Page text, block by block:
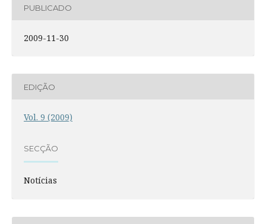
PUBLICADO
2009-11-30
EDIÇÃO
Vol. 9 (2009)
SECÇÃO
Notícias